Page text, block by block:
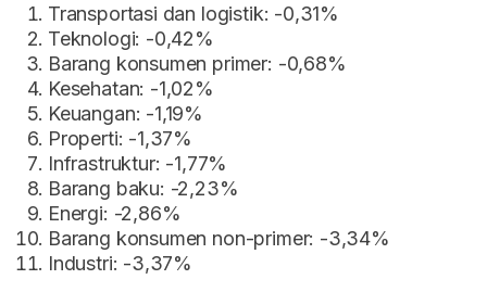
Transportasi dan logistik: -0,31%
Teknologi: -0,42%
Barang konsumen primer: -0,68%
Kesehatan: -1,02%
Keuangan: -1,19%
Properti: -1,37%
Infrastruktur: -1,77%
Barang baku: -2,23%
Energi: -2,86%
Barang konsumen non-primer: -3,34%
Industri: -3,37%